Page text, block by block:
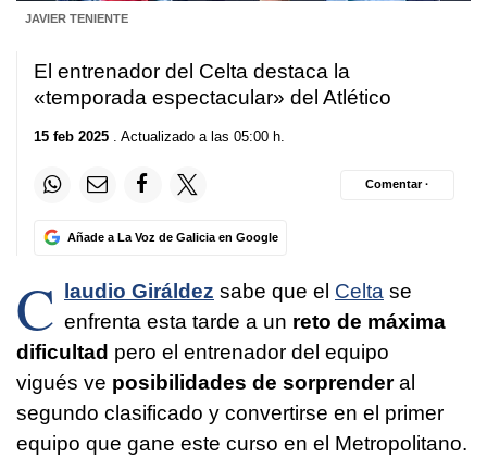
JAVIER TENIENTE
El entrenador del Celta destaca la
«temporada espectacular» del Atlético
15 feb 2025 . Actualizado a las 05:00 h.
Añade a La Voz de Galicia en Google
Comentar ·
C laudio Giráldez sabe que el Celta se
enfrenta esta tarde a un reto de máxima
dificultad pero el entrenador del equipo
vigués ve posibilidades de sorprenderal
segundo clasificado y convertirse en el primer
equipo que gane este curso en el Metropolitano.